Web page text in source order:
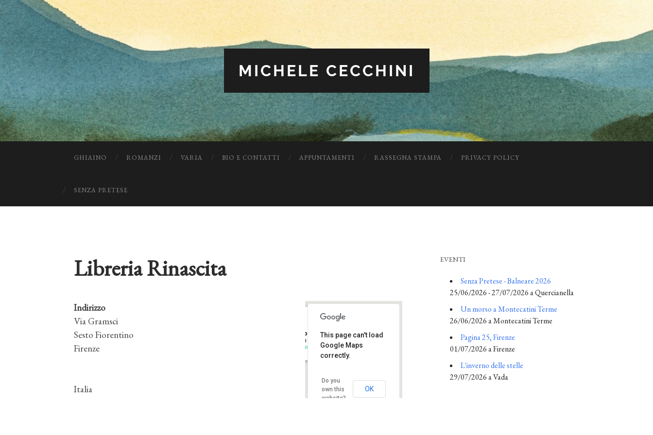
MICHELE CECCHINI
GHIAINO ROMANZI VARIA BIO E CONTATTI APPUNTAMENTI RASSEGNA STAMPA PRIVACY POLICY
SENZA PRETESE
Libreria Rinascita
Libreria Rinascita
Via Gramsci - Sesto Fiorentino
Eventi
This page can't load
Google Maps
correctly.
Do you
own this
website?
OK
Indirizzo
Via Gramsci
Sesto Fiorentino
Firenze
Italia
EVENTI
Senza Pretese - Balneare 2026
25/06/2026 - 27/07/2026 a Quercianella
Un morso a Montecatini Terme
26/06/2026 a Montecatini Terme
Pagina 25, Firenze
01/07/2026 a Firenze
L'inverno delle stelle
29/07/2026 a Vada